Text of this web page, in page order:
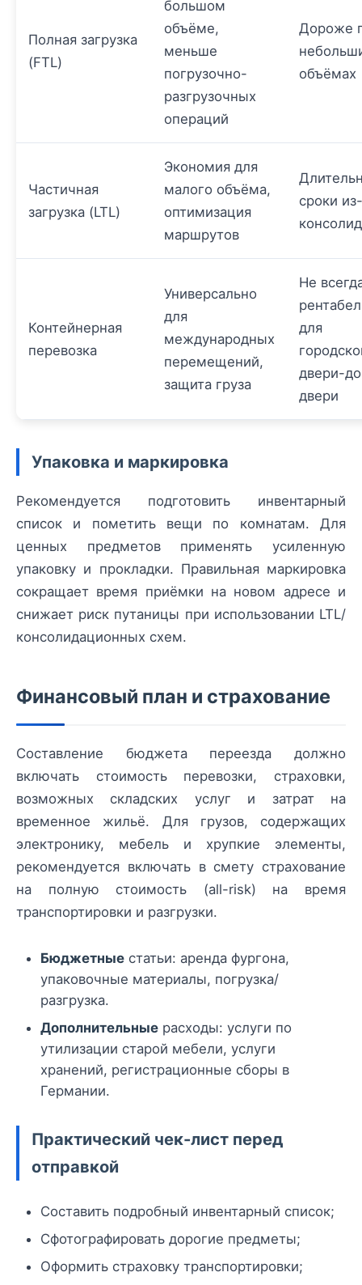
Полная загрузка
(FTL)
большом
объёме,
меньше
погрузочно-
разгрузочных
операций
Дороже
объёмах
Частичная
загрузка (LTL)
Экономия для
малого объёма,
оптимизация
маршрутов
сроки
Контейнерная
перевозка
Универсально
для
международных
перемещений,
защита груза
Не
для
двери-
двери
Упаковка и маркировка
Рекомендуется подготовить инвентарный
список и пометить вещи по комнатам. Для
ценных предметов применять усиленную
упаковку и прокладки. Правильная маркировка
сокращает время приёмки на новом адресе и
снижает риск путаницы при использовании LTL/
консолидационных схем.
Финансовый план и страхование
Составление бюджета переезда должно
включать стоимость перевозки, страховки,
возможных складских услуг и затрат на
временное жильё. Для грузов, содержащих
электронику, мебель и хрупкие элементы,
рекомендуется включать в смету страхование
на полную стоимость (all-risk) на время
транспортировки и разгрузки.
Бюджетные статьи: аренда фургона,
упаковочные материалы, погрузка/
разгрузка.
Дополнительные расходы: услуги по
утилизации старой мебели, услуги
хранений, регистрационные сборы в
Германии.
Практический чек-лист перед
отправкой
Составить подробный инвентарный список;
Сфотографировать дорогие предметы;
Оформить страховку транспортировки;